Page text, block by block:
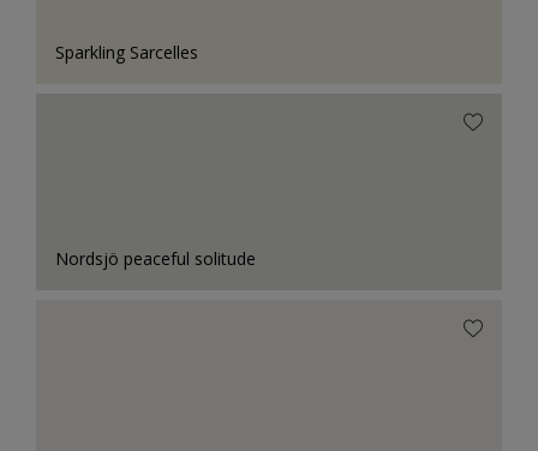
Sparkling Sarcelles
Nordsjö peaceful solitude